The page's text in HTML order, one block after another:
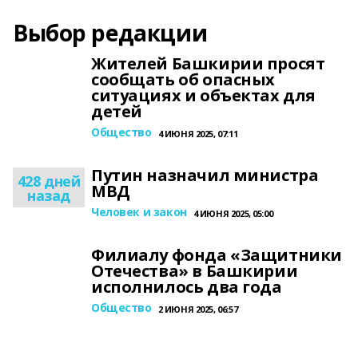
Выбор редакции
Жителей Башкирии просят
сообщать об опасных
ситуациях и объектах для
детей
Общество 4 ИЮНЯ 2025, 07:11
428 дней
назад
Путин назначил министра
МВД
Человек и закон 4 ИЮНЯ 2025, 05:00
Филиалу фонда «Защитники
Отечества» в Башкирии
исполнилось два года
Общество 2 ИЮНЯ 2025, 06:57